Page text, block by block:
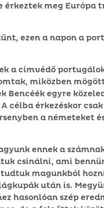
érkeztek meg Európa
ezen a napon a
a címvédő
miközben
Bencéék egyre
célba érkezéskor
a németeket
ennek a
csinálni, ami
magunkból
után is.
hasonlóan szép